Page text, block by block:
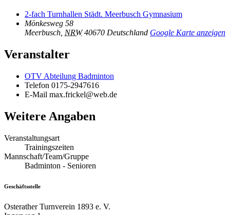
2-fach Turnhallen Städt. Meerbusch Gymnasium
Mönkesweg 58
Meerbusch NRW 40670 Deutschland Google Karte anzeigen
Veranstalter
OTV Abteilung Badminton
Telefon 0175-2947616
E-Mail max.frickel@web.de
Weitere Angaben
Veranstaltungsart
Trainingszeiten
Mannschaft/Team/Gruppe
Badminton - Senioren
Geschäftsstelle
Osterather Turnverein 1893 e. V.